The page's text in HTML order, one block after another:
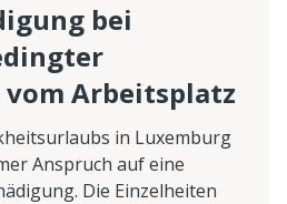
bei
Arbeitsplatz
in Luxemburg
Anspruch auf eine
Die Einzelheiten